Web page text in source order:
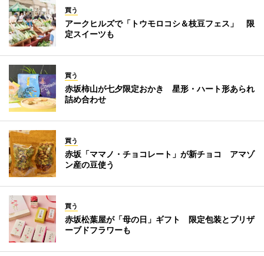
買う
アークヒルズで「トウモロコシ＆枝豆フェス」 限
定スイーツも
買う
赤坂柿山が七夕限定おかき 星形・ハート形あられ
詰め合わせ
買う
赤坂「ママノ・チョコレート」が新チョコ アマゾ
ン産の豆使う
買う
赤坂松葉屋が「母の日」ギフト 限定包装とプリザ
ーブドフラワーも